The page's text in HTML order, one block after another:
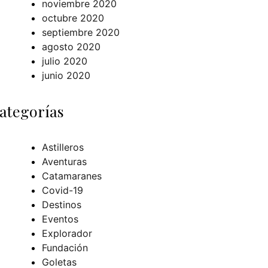
noviembre 2020
octubre 2020
septiembre 2020
agosto 2020
julio 2020
junio 2020
Astilleros
Aventuras
Catamaranes
Covid-19
Destinos
Eventos
Explorador
Fundación
Goletas